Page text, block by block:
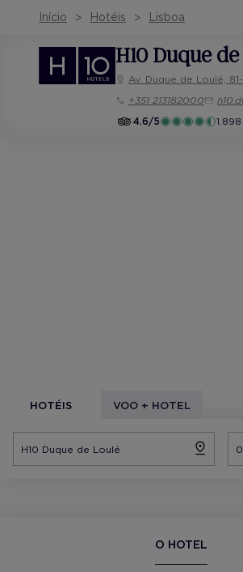
Início Hotéis Lisboa
H10 Duque
Av. Duque de Loulé,
+351 213182000
4.6/5
HOTÉIS VOO + HOTEL
O HOTEL